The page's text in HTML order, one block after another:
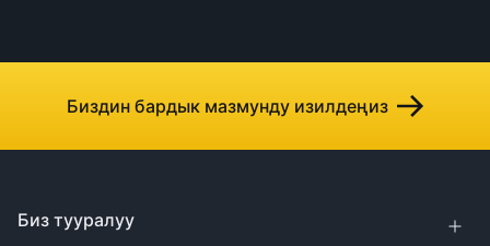
Биздин бардык мазмунду изилдеңиз
Биз тууралуу